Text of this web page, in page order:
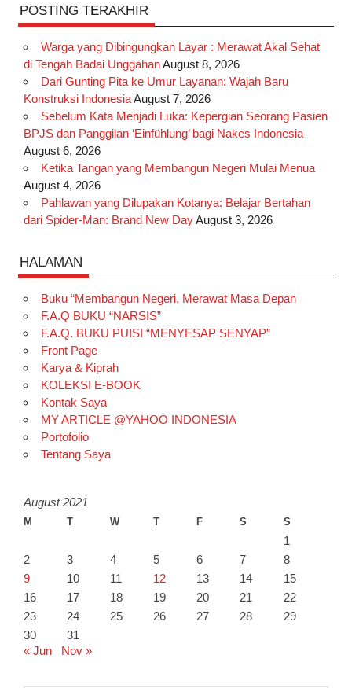
POSTING TERAKHIR
Warga yang Dibingungkan Layar : Merawat Akal Sehat
di Tengah Badai UnggahanAugust 8, 2026
Dari Gunting Pita ke Umur Layanan: Wajah Baru
Konstruksi IndonesiaAugust 7, 2026
Sebelum Kata Menjadi Luka: Kepergian Seorang Pasien
BPJS dan Panggilan ‘Einfühlung’ bagi Nakes Indonesia
August 6, 2026
Ketika Tangan yang Membangun Negeri Mulai Menua
August 4, 2026
Pahlawan yang Dilupakan Kotanya: Belajar Bertahan
dari Spider-Man: Brand New DayAugust 3, 2026
HALAMAN
Buku “Membangun Negeri, Merawat Masa Depan
F.A.Q BUKU “NARSIS”
F.A.Q. BUKU PUISI “MENYESAP SENYAP”
Front Page
Karya & Kiprah
KOLEKSI E-BOOK
Kontak Saya
MY ARTICLE @YAHOO INDONESIA
Portofolio
Tentang Saya
August 2021
M T W T F S S
1
2
3 4 5 6 7
8
9
10 11 12 13 14
15
16
17 18 19 20 21
22
23
24 25 26 27 28
29
30
31
« Jun
Nov »